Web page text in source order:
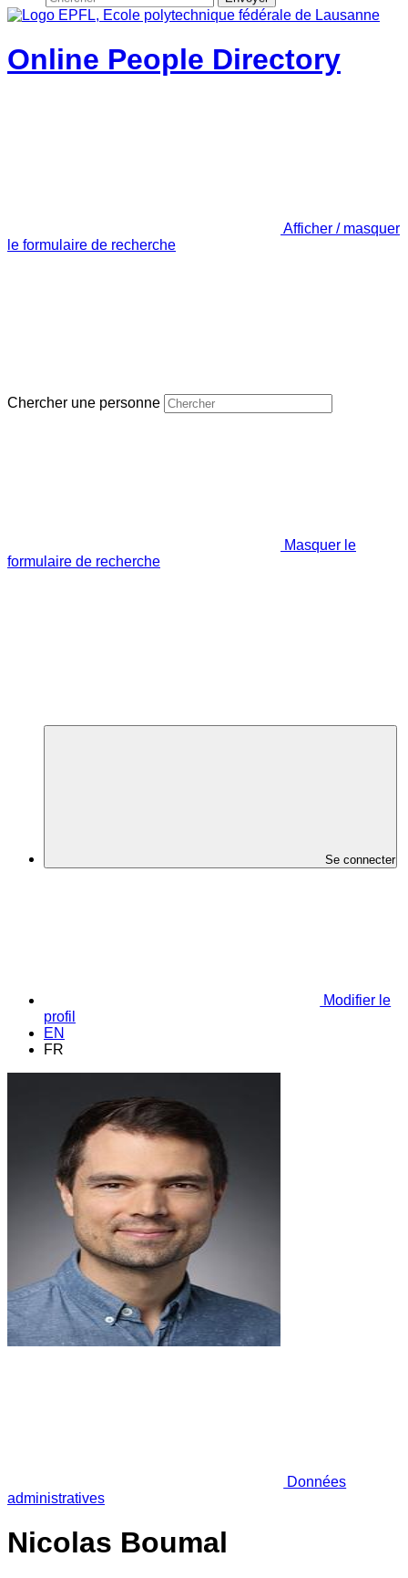
Online People Directory
Afficher / masquer
le formulaire de recherche
Chercher une personne
Masquer le
formulaire de recherche
Se connecter
Modifier le
profil
EN
FR
Données
administratives
Nicolas Boumal